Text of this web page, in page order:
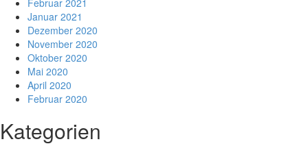
Februar 2021
Januar 2021
Dezember 2020
November 2020
Oktober 2020
Mai 2020
April 2020
Februar 2020
Kategorien